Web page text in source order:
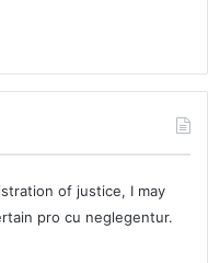
of justice, I may
pro cu neglegentur.